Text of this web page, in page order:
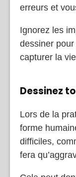
erreurs et
Ignorez les
dessiner
capturer la
Dessinez
Lors de la
forme
difficiles,
fera